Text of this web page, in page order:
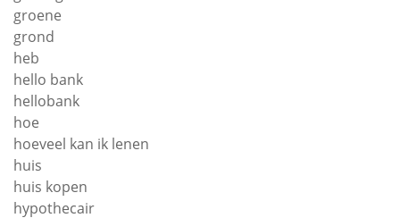
groene
grond
heb
hello bank
hellobank
hoe
hoeveel kan ik lenen
huis
huis kopen
hypothecair